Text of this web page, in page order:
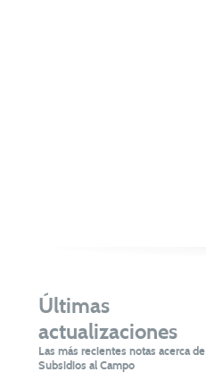
Últimas
actualizaciones
Las más recientes notas acerca de
Subsidios al Campo